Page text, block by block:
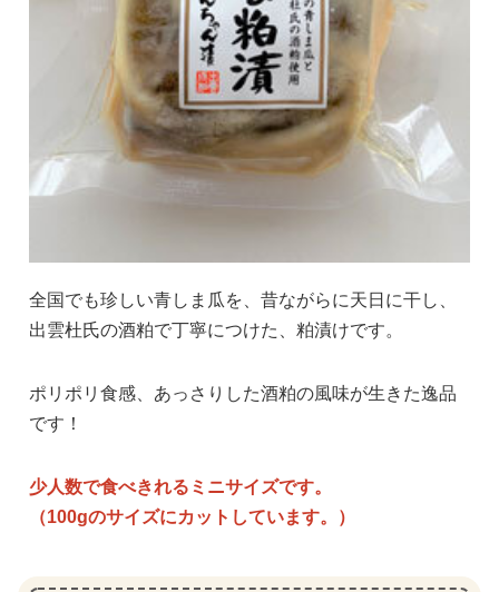
全国でも珍しい青しま瓜を、昔ながらに天日に干し、
出雲杜氏の酒粕で丁寧につけた、粕漬けです。
ポリポリ食感、あっさりした酒粕の風味が生きた逸品
です！
少人数で食べきれるミニサイズです。
（100gのサイズにカットしています。）